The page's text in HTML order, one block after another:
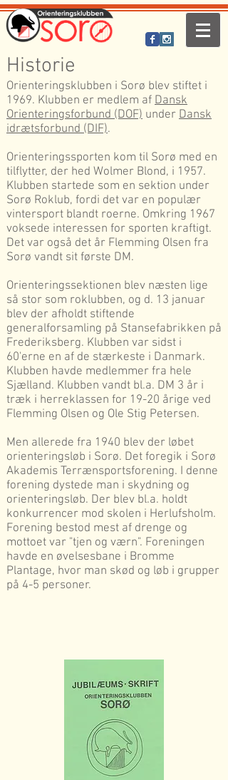
Historie
Orienteringsklubben i Sorø blev stiftet i
1969. Klubben er medlem af Dansk
Orienteringsforbund (DOF) under Dansk
idrætsforbund (DIF).
Orienteringssporten kom til Sorø med en
tilflytter, der hed Wolmer Blond, i 1957.
Klubben startede som en sektion under
Sorø Roklub, fordi det var en populær
vintersport blandt roerne. Omkring 1967
voksede interessen for sporten kraftigt.
Det var også det år Flemming Olsen fra
Sorø vandt sit første DM.
Orienteringssektionen blev næsten lige
så stor som roklubben, og d. 13 januar
blev der afholdt stiftende
generalforsamling på Stansefabrikken på
Frederiksberg. Klubben var sidst i
60'erne en af de stærkeste i Danmark.
Klubben havde medlemmer fra hele
Sjælland. Klubben vandt bl.a. DM 3 år i
træk i herreklassen for 19-20 årige ved
Flemming Olsen og Ole Stig Petersen.
Men allerede fra 1940 blev der løbet
orienteringsløb i Sorø. Det foregik i Sorø
Akademis Terrænsportsforening. I denne
forening dystede man i skydning og
orienteringsløb. Der blev bl.a. holdt
konkurrencer mod skolen i Herlufsholm.
Forening bestod mest af drenge og
mottoet var "tjen og værn". Foreningen
havde en øvelsesbane i Bromme
Plantage, hvor man skød og løb i grupper
på 4-5 personer.